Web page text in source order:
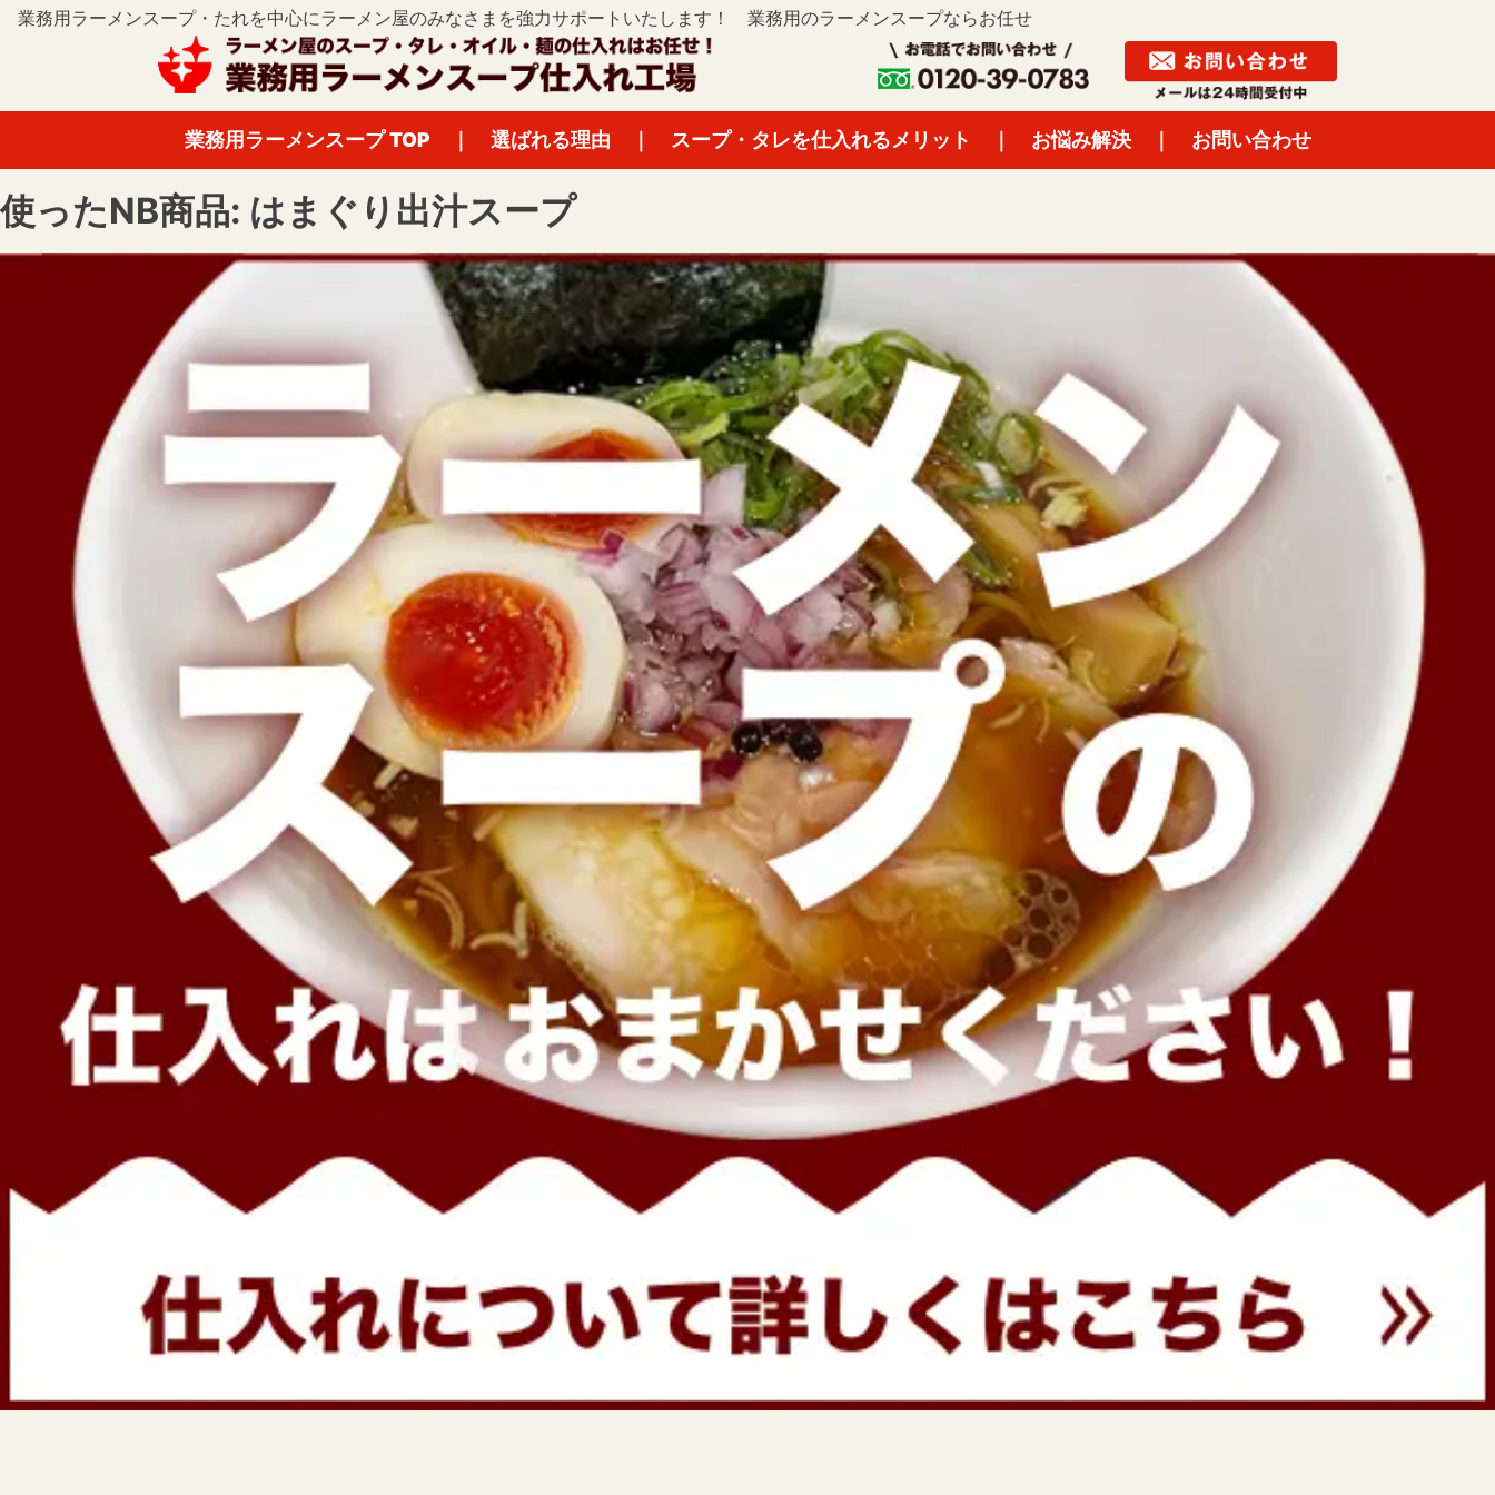
業務用ラーメンスープ・たれを中心にラーメン屋のみなさまを強力サポートいたします！ 業務用のラーメンスープならお任せ
業務用ラーメンスープ TOP 選ばれる理由 スープ・タレを仕入れるメリット お悩み解決｜ お問い合わせ
使ったNB商品: はまぐり出汁スープ